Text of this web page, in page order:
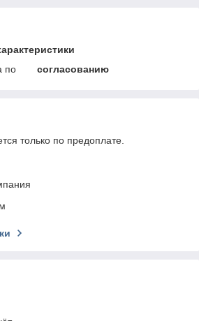
по
согласованию
только по предоплате.